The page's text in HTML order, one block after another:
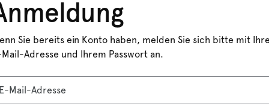
Sie bereits ein Konto haben, melden Sie sich bitte mit
Adresse und Ihrem Passwort an.
Mail-Adresse